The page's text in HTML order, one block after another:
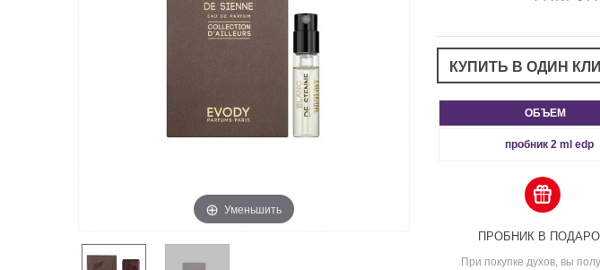
Уменьшить
ОБЪЕМ
пробник 2 ml edp
ПРОБНИК В
При покупке духов, вы